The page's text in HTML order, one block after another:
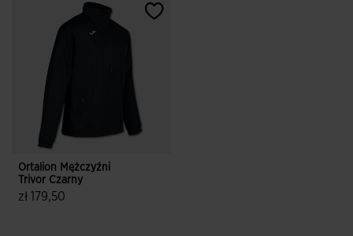
Ortalion Mężczyźni
Trivor Czarny
zł 179,50